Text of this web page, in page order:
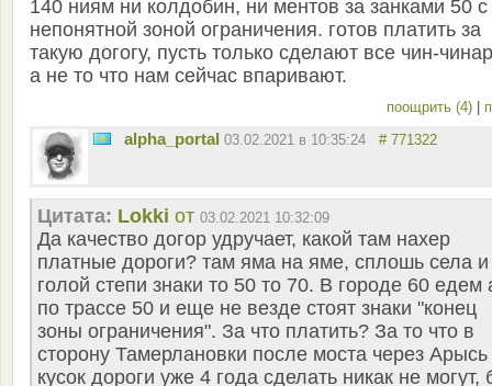
140 ниям ни колдобин, ни ментов за занками 50 с
непонятной зоной ограничения. готов платить за
такую догогу, пусть только сделают все чин-
а не то что нам сейчас впаривают.
поощрить (4) |
alpha_portal 03.02.2021 в 10:35:24 # 771322
Цитата: Lokki от 03.02.2021 10:32:09
Да качество догор удручает, какой там нахер
платные дороги? там яма на яме, сплошь села
голой степи знаки то 50 то 70. В городе 60 едем
по трассе 50 и еще не везде стоят знаки "конец
зоны ограничения". За что платить? За то что в
сторону Тамерлановки после моста через Арысь
кусок дороги уже 4 года сделать никак не могут,